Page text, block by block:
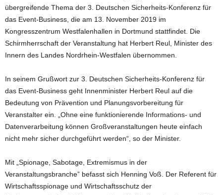
übergreifende Thema der 3. Deutschen Sicherheits-Konferenz für
das Event-Business, die am 13. November 2019 im
Kongresszentrum Westfalenhallen in Dortmund stattfindet. Die
Schirmherrschaft der Veranstaltung hat Herbert Reul, Minister des
Innern des Landes Nordrhein-Westfalen übernommen.
In seinem Grußwort zur 3. Deutschen Sicherheits-Konferenz für
das Event-Business geht Innenminister Herbert Reul auf die
Bedeutung von Prävention und Planungsvorbereitung für
Veranstalter ein. „Ohne eine funktionierende Informations- und
Datenverarbeitung können Großveranstaltungen heute einfach
nicht mehr sicher durchgeführt werden“, so der Minister.
Mit „Spionage, Sabotage, Extremismus in der
Veranstaltungsbranche” befasst sich Henning Voß. Der Referent für
Wirtschaftsspionage und Wirtschaftsschutz der